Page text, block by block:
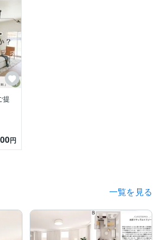
たします。
、
ン会社に就職。
、
案など多岐に渡り従事。
にある設計事務所で
に専念。
提
円
一覧を見る